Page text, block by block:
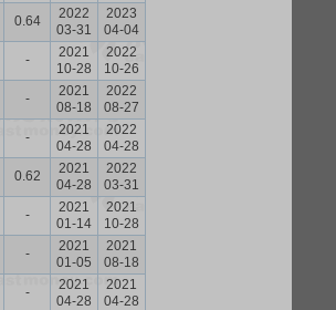
0.64
2022
03-31
2023
04-04
-
2021
10-28
2022
10-26
-
2021
08-18
2022
08-27
-
2021
04-28
2022
04-28
0.62
2021
04-28
2022
03-31
-
2021
01-14
2021
10-28
-
2021
01-05
2021
08-18
-
2021
04-28
2021
04-28